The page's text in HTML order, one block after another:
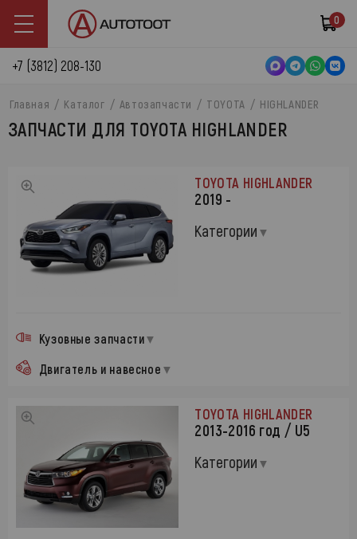
0
+7 (3812) 208-130
Главная Каталог Автозапчасти TOYOTA HIGHLANDER
ЗАПЧАСТИ ДЛЯ TOYOTA HIGHLANDER
TOYOTA HIGHLANDER
2019 -
Категории
Кузовные запчасти
Двигатель и навесное
TOYOTA HIGHLANDER
2013-2016 год / U5
Категории